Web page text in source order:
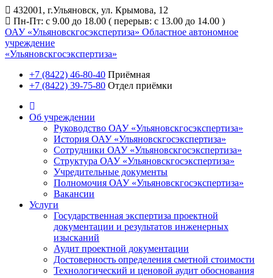
432001, г.Ульяновск, ул. Крымова, 12
Пн-Пт: с 9.00 до 18.00 ( перерыв: с 13.00 до 14.00 )
ОАУ «Ульяновскгосэкспертиза» Областное автономное
учреждение
«Ульяновскгосэкспертиза»
+7 (8422) 46-80-40 Приёмная
+7 (8422) 39-75-80 Отдел приёмки
Об учреждении
Руководство ОАУ «Ульяновскгосэкспертиза»
История ОАУ «Ульяновскгосэкспертиза»
Сотрудники ОАУ «Ульяновскгосэкспертиза»
Структура ОАУ «Ульяновскгосэкспертиза»
Учредительные документы
Полномочия ОАУ «Ульяновскгосэкспертиза»
Вакансии
Услуги
Государственная экспертиза проектной
документации и результатов инженерных
изысканий
Аудит проектной документации
Достоверность определения сметной стоимости
Технологический и ценовой аудит обоснования